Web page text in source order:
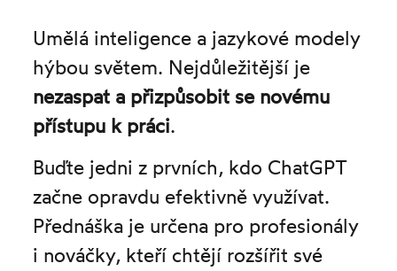
Umělá inteligence a jazykové modely
hýbou světem. Nejdůležitější je
nezaspat a přizpůsobit se novému
přístupu k práci.
Buďte jedni z prvních, kdo ChatGPT
začne opravdu efektivně využívat.
Přednáška je určena pro profesionály
i nováčky, kteří chtějí rozšířit své